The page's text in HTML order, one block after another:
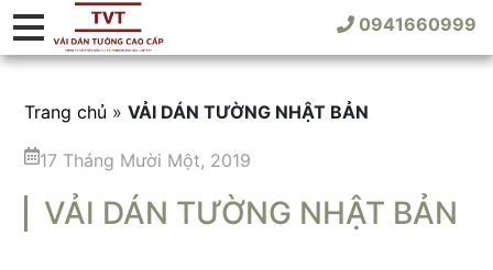
0941660999
Trang chủ »VẢI DÁN TƯỜNG NHẬT BẢN
17 Tháng Mười Một, 2019
VẢI DÁN TƯỜNG NHẬT BẢN